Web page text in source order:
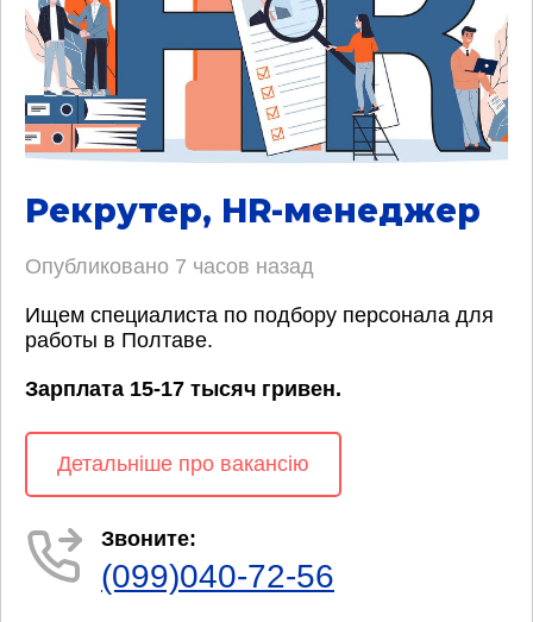
Рекрутер, HR-менеджер
Опубликовано 7 часов назад
Ищем специалиста по подбору персонала для
работы в Полтаве.
Зарплата 15-17 тысяч гривен.
Детальніше про вакансію
Звоните:
(099)040-72-56